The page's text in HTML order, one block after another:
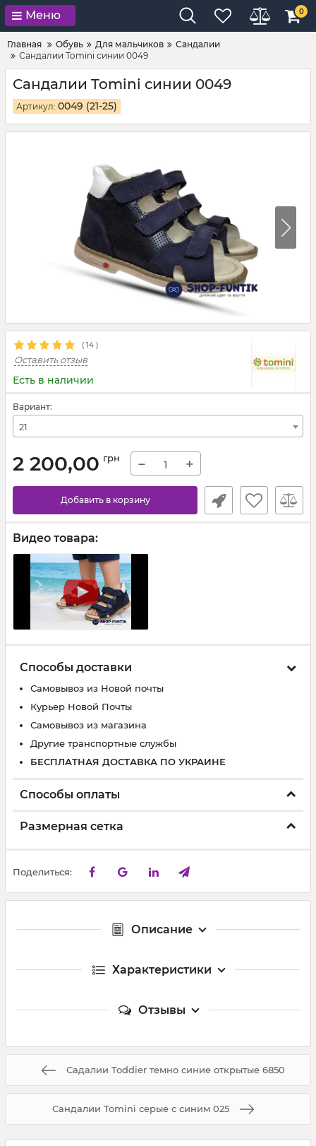
Меню 0
Главная Обувь Для мальчиков
Сандалии
Сандалии Tomini синии 0049
Сандалии Tomini синии 0049
Артикул: 0049 (21-25)
( 14 )
Оставить отзыв
Есть в наличии
Вариант:
21
2 200,00 грн − +
Добавить в корзину
Видео товара:
Способы доставки
Самовывоз из Новой почты
Курьер Новой Почты
Самовывоз из магазина
Другие транспортные службы
БЕСПЛАТНАЯ ДОСТАВКА ПО УКРАИНЕ
Способы оплаты
Размерная сетка
Поделиться:
Описание
Характеристики
Отзывы
Садалии Toddier темно синие открытые 6850
Сандалии Tomini серые с синим 025